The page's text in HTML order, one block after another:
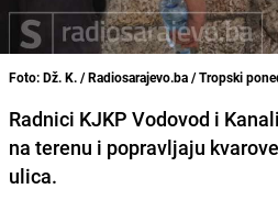
Foto: Dž. K. / Radiosarajevo.ba / Tropski
Radnici KJKP Vodovod i
na terenu i popravljaju
ulica.